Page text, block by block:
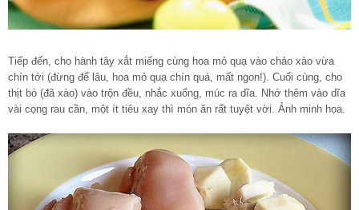
Tiếp đến, cho hành tây xắt miếng cùng hoa mỏ quạ vào chảo xào vừa
chín tới (đừng để lâu, hoa mỏ quạ chín quá, mất ngon!). Cuối cùng, cho
thịt bò (đã xào) vào trộn đều, nhắc xuống, múc ra dĩa. Nhớ thêm vào dĩa
vài cọng rau cần, một ít tiêu xay thì món ăn rất tuyệt vời. Ảnh minh họa.